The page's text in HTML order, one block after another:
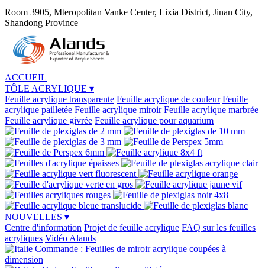
Room 3905, Mteropolitan Vanke Center, Lixia District, Jinan City,
Shandong Province
ACCUEIL
TÔLE ACRYLIQUE ▾
Feuille acrylique transparente Feuille acrylique de couleur Feuille
acrylique pailletée Feuille acrylique miroir Feuille acrylique marbrée
Feuille acrylique givrée Feuille acrylique pour aquarium
NOUVELLES ▾
Centre d'information Projet de feuille acrylique FAQ sur les feuilles
acryliques Vidéo Alands